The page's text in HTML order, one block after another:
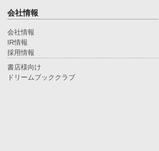
会社情報
会社情報
IR情報
採用情報
書店様向け
ドリームブッククラブ